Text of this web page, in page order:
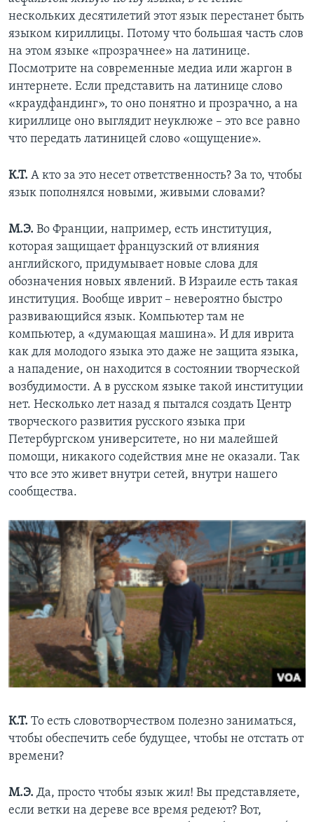
нескольких десятилетий этот язык перестанет быть
языком кириллицы. Потому что большая часть слов
на этом языке «прозрачнее» на латинице.
Посмотрите на современные медиа или жаргон в
интернете. Если представить на латинице слово
«краудфандинг», то оно понятно и прозрачно, а на
кириллице оно выглядит неуклюже – это все равно
что передать латиницей слово «ощущение».
К.Т. А кто за это несет ответственность? За то, чтобы
язык пополнялся новыми, живыми словами?
М.Э. Во Франции, например, есть институция,
которая защищает французский от влияния
английского, придумывает новые слова для
обозначения новых явлений. В Израиле есть такая
институция. Вообще иврит – невероятно быстро
развивающийся язык. Компьютер там не
компьютер, а «думающая машина». И для иврита
как для молодого языка это даже не защита языка,
а нападение, он находится в состоянии творческой
возбудимости. А в русском языке такой институции
нет. Несколько лет назад я пытался создать Центр
творческого развития русского языка при
Петербургском университете, но ни малейшей
помощи, никакого содействия мне не оказали. Так
что все это живет внутри сетей, внутри нашего
сообщества.
К.Т. То есть словотворчеством полезно заниматься,
чтобы обеспечить себе будущее, чтобы не отстать от
времени?
М.Э. Да, просто чтобы язык жил! Вы представляете,
если ветки на дереве все время редеют? Вот,